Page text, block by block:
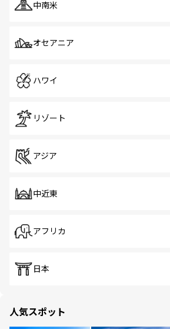
中南米
オセアニア
ハワイ
リゾート
アジア
中近東
アフリカ
日本
人気スポット